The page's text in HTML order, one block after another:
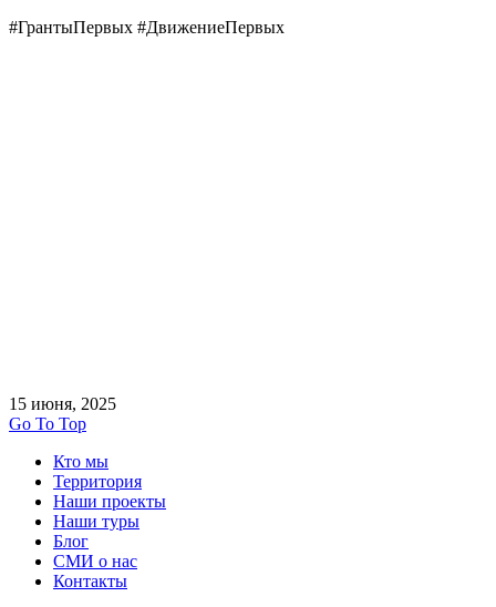
#ГрантыПервых #ДвижениеПервых
15 июня, 2025
Go To Top
Кто мы
Территория
Наши проекты
Наши туры
Блог
СМИ о нас
Контакты